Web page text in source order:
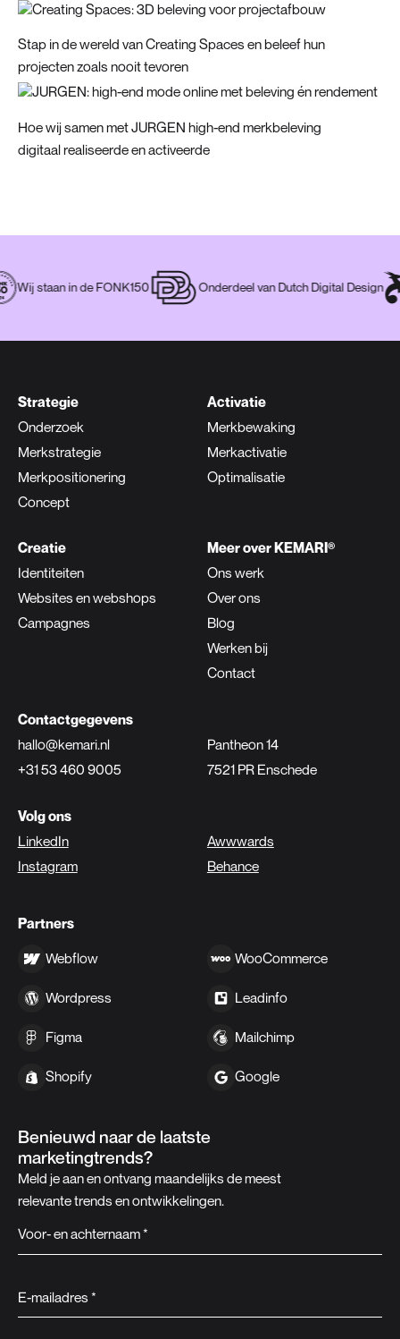
Stap in de wereld van Creating Spaces en beleef hun
projecten zoals nooit tevoren
Hoe wij samen met JURGEN high-end merkbeleving
digitaal realiseerde en activeerde
Wij staan in de FONK150 Onderdeel van Dutch Digital
Strategie
Onderzoek
Merkstrategie
Merkpositionering
Concept
Creatie
Identiteiten
Websites en webshops
Campagnes
Activatie
Merkbewaking
Merkactivatie
Optimalisatie
Meer over KEMARI®
Ons werk
Over ons
Blog
Werken bij
Contact
Contactgegevens
hallo@kemari.nl
Pantheon 14
7521 PR Enschede
+31 53 460 9005
Volg ons
LinkedIn
Awwwards
Instagram
Behance
Partners
Webflow WooCommerce
Wordpress Leadinfo
Figma Mailchimp
Shopify Google
Benieuwd naar de laatste
marketingtrends?
Meld je aan en ontvang maandelijks de meest
relevante trends en ontwikkelingen.
Voor- en achternaam *
E-mailadres *